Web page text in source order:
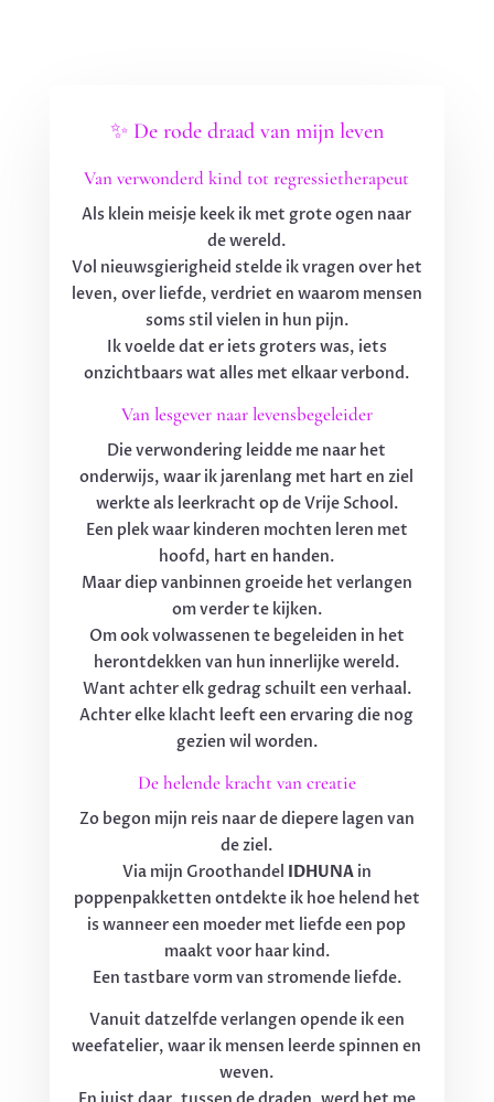
✨ De rode draad van mijn leven
Van verwonderd kind tot regressietherapeut
Als klein meisje keek ik met grote ogen naar
de wereld.
Vol nieuwsgierigheid stelde ik vragen over het
leven, over liefde, verdriet en waarom mensen
soms stil vielen in hun pijn.
Ik voelde dat er iets groters was, iets
onzichtbaars wat alles met elkaar verbond.
Van lesgever naar levensbegeleider
Die verwondering leidde me naar het
onderwijs, waar ik jarenlang met hart en ziel
werkte als leerkracht op de Vrije School.
Een plek waar kinderen mochten leren met
hoofd, hart en handen.
Maar diep vanbinnen groeide het verlangen
om verder te kijken.
Om ook volwassenen te begeleiden in het
herontdekken van hun innerlijke wereld.
Want achter elk gedrag schuilt een verhaal.
Achter elke klacht leeft een ervaring die nog
gezien wil worden.
De helende kracht van creatie
Zo begon mijn reis naar de diepere lagen van
de ziel.
Via mijn Groothandel IDHUNAin
poppenpakketten ontdekte ik hoe helend het
is wanneer een moeder met liefde een pop
maakt voor haar kind.
Een tastbare vorm van stromende liefde.
Vanuit datzelfde verlangen opende ik een
weefatelier, waar ik mensen leerde spinnen en
weven.